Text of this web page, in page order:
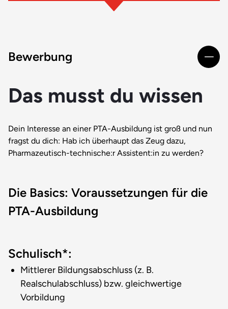
Bewerbung
Das musst du wissen
Dein Interesse an einer PTA-Ausbildung ist groß und nun
fragst du dich: Hab ich überhaupt das Zeug dazu,
Pharmazeutisch-technische:r Assistent:in zu werden?
Die Basics: Voraussetzungen für die
PTA-Ausbildung
Schulisch*:
Mittlerer Bildungsabschluss (z. B.
Realschulabschluss) bzw. gleichwertige
Vorbildung